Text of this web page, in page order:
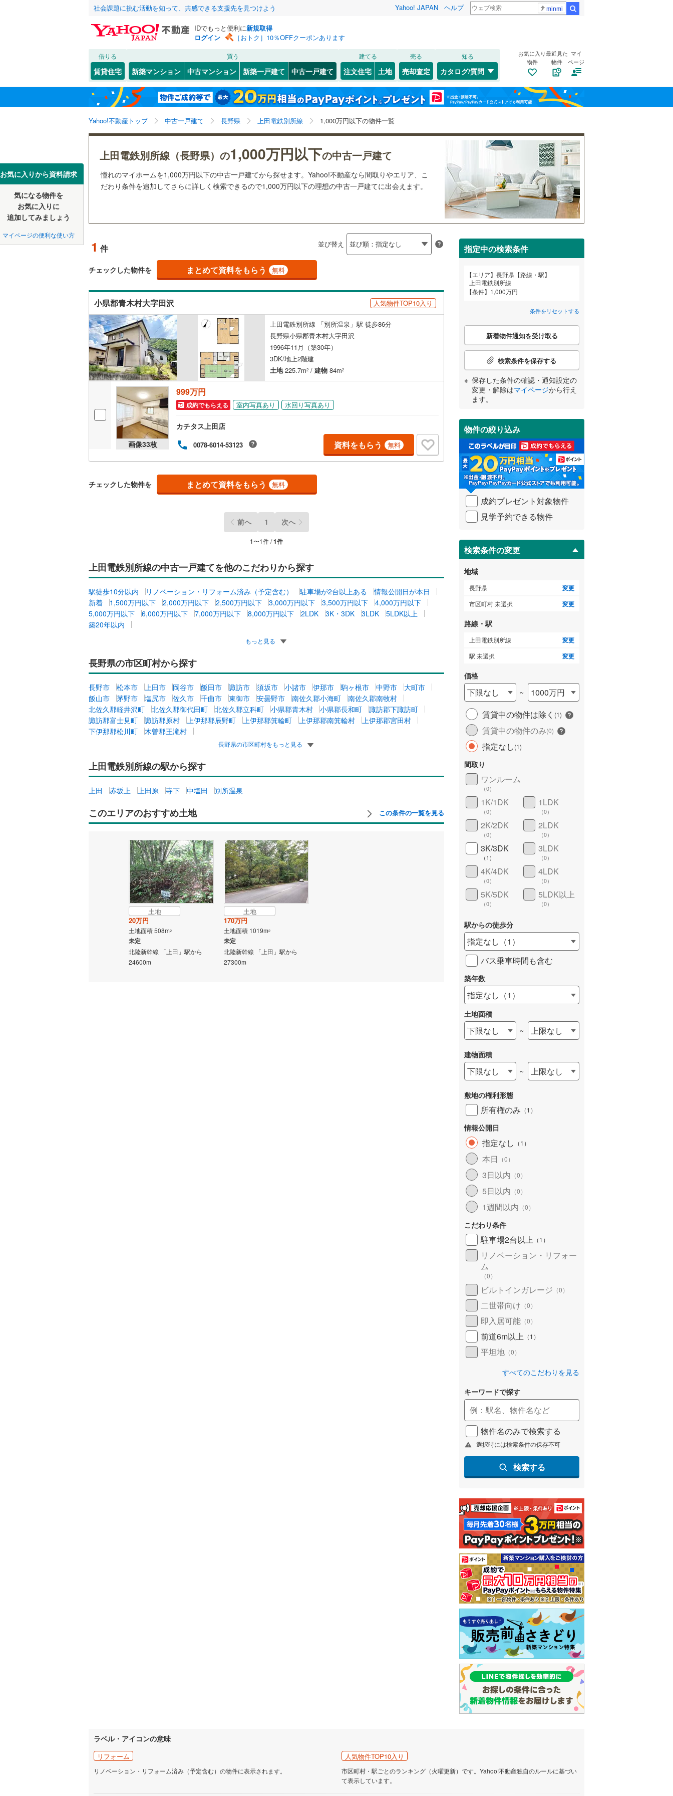
社会課題に挑む活動を知って、共感できる支援先を見つけよう Yahoo! JAPAN ヘルプ minmi
IDでもっと便利に新規取得
ログイン
［おトク］10％OFFクーポンあります
借りる
賃貸住宅
買う
新築マンション 中古マンション 新築一戸建て 中古一戸建て
建てる
注文住宅 土地
売る
売却査定
知る
カタログ/質問
お気に入り
物件
最近見た
物件
マイ
ページ
Yahoo!不動産トップ 中古一戸建て 長野県 上田電鉄別所線 1,000万円以下の物件一覧
お気に入りから資料請求
気になる物件を
お気に入りに
追加してみましょう
マイページの便利な使い方
上田電鉄別所線（長野県）の1,000万円以下の中古一戸建て
憧れのマイホームを1,000万円以下の中古一戸建てから探せます。Yahoo!不動産なら間取りやエリア、こ
だわり条件を追加してさらに詳しく検索できるので1,000万円以下の理想の中古一戸建てに出会えます。
1 件 並び替え
チェックした物件を まとめて資料をもらう 無料
小県郡青木村大字田沢 人気物件TOP10入り
上田電鉄別所線 「別所温泉」駅 徒歩86分
長野県小県郡青木村大字田沢
1996年11月（築30年）
3DK/地上2階建
土地225.7m2 / 建物 84m2
画像33枚
999万円
成約でもらえる 室内写真あり 水回り写真あり
カチタス上田店
0078-6014-53123 資料をもらう 無料
チェックした物件を まとめて資料をもらう 無料
前へ 1 次へ
1〜1件 /1件
上田電鉄別所線の中古一戸建てを他のこだわりから探す
駅徒歩10分以内 リノベーション・リフォーム済み（予定含む） 駐車場が2台以上ある
情報公開日が本日
新着
1,500万円以下 2,000万円以下 2,500万円以下 3,000万円以下 3,500万円以下
4,000万円以下
5,000万円以下
6,000万円以下 7,000万円以下 8,000万円以下 2LDK 3K・3DK 3LDK
5LDK以上
築20年以内
もっと見る
長野県の市区町村から探す
長野市 松本市 上田市 岡谷市 飯田市 諏訪市 須坂市 小諸市 伊那市 駒ヶ根市 中野市
大町市
飯山市
茅野市 塩尻市 佐久市 千曲市 東御市 安曇野市 南佐久郡小海町
南佐久郡南牧村
北佐久郡軽井沢町
北佐久郡御代田町 北佐久郡立科町 小県郡青木村 小県郡長和町
諏訪郡下諏訪町
諏訪郡富士見町
諏訪郡原村 上伊那郡辰野町 上伊那郡箕輪町 上伊那郡南箕輪村
上伊那郡宮田村
下伊那郡松川町
木曽郡王滝村
長野県の市区町村をもっと見る
上田電鉄別所線の駅から探す
上田 赤坂上 上田原 寺下 中塩田 別所温泉
このエリアのおすすめ土地 この条件の一覧を見る
土地
20万円
土地面積 508m2
未定
北陸新幹線 「上田」駅から
24600m
土地
170万円
土地面積 1019m2
未定
北陸新幹線 「上田」駅から
27300m
指定中の検索条件
エリア
長野県【路線・駅】
上田電鉄別所線
条件
1,000万円
条件をリセットする
こ
検
条
件
受
け
取
る
・
条
件
を
イ
ペ
ジ
に
保
存
す
る
新着物件通知を受け取る
検索条件を保存する
保存した条件の確認・通知設定の
変更・解除はマイページから行え
ます。
物件の絞り込み
成約プレゼント対象物件
見学予約できる物件
検索条件の変更
地域
長野県 変更
市区町村 未選択 変更
路線・駅
上田電鉄別所線 変更
駅 未選択 変更
価格
下限なし ~
1000万円
賃貸中の物件は除く (1)
賃貸中の物件のみ(0)
指定なし(1)
間取り
ワンルーム
（0）
1K/1DK
（0）
1LDK
（0）
2K/2DK
（0）
2LDK
（0）
3K/3DK
（1 ）
3LDK
（0）
4K/4DK
（0）
4LDK
（0）
5K/5DK
（0）
5LDK以上
（0）
駅からの徒歩分
指定なし （1 ）
バス乗車時間も含む
築年数
指定なし （1 ）
土地面積
下限なし ~ 上限なし
建物面積
下限なし ~ 上限なし
敷地の権利形態
所有権のみ （1 ）
情報公開日
指定なし （1 ）
本日 （0）
3日以内 （0）
5日以内 （0）
1週間以内 （0）
こだわり条件
駐車場2台以上 （1 ）
リノベーション・リフォー
ム
（0）
ビルトインガレージ （0）
二世帯向け （0）
即入居可能 （0）
前道6m以上 （1 ）
平坦地 （0）
すべてのこだわりを見る
キーワードで探す
物件名のみで検索する
選択時には検索条件の保存不可
検索する
ラベル・アイコンの意味
リフォーム
リノベーション・リフォーム済み（予定含む）の物件に表示されます。
人気物件TOP10入り
市区町村・駅ごとのランキング（火曜更新）です。Yahoo!不動産独自のルールに基づい
て表示しています。
北海道 北海道
東北 青森 岩手 宮城 秋田 山形 福島
関東 東京 神奈川 埼玉 千葉 茨城
富山
東海 愛知 岐阜 静岡 三重
和歌山
中国 鳥取 島根 岡山 広島 山口
高知
福岡 佐賀 長崎 鹿児島
該当物件0 件 この条件で検索する 条件をリセットする
長野市(3) 松本市(3) 上田市(3)
岡谷市(3) 飯田市(1) 諏訪市(7)
須坂市
1) 小諸市(1 )
大町市(2)
飯山市
茅野市
佐久市(0) 千曲市(0) 東御市(3)
南佐久郡川上村(0)
南佐久郡南牧村(1) 南佐久郡南相木村(0) 南佐久郡北相木村(0)
北佐久郡軽井沢町(0 北佐久郡御代田町(0)
北佐久郡立科町(1) 小県郡長和町(0)
諏訪郡下諏訪町(3) 諏訪郡原村(0)
上伊那郡箕輪町(1) 上伊那郡飯島町
上伊那郡南箕輪村(0) 上伊那郡中川村(0)
下伊那郡松川町
下伊那郡高森町 下伊那郡阿南町(0)
下伊那郡阿智村
下伊那郡平谷村 下伊那郡根羽村(0)
下伊那郡下條村
下伊那郡売木村 下伊那郡天龍村(0)
下伊那郡泰阜村
下伊那郡豊丘村(0)
下伊那郡大鹿村(0) 木曽郡上松町
木曽郡木祖村
木曽郡大桑村(0)
木曽郡木曽町(0 東筑摩郡麻績村 (0) 東筑摩郡生坂村 (0)
東筑摩郡筑北村(0)
北安曇郡池田町(0) 北安曇郡白馬村(0)
上高井郡小布施町 0 )
上高井郡高山村(0 下高井郡木島平村
下高井郡野沢温泉村(0) 上水内郡小川村(
上水内郡飯綱町( 0)
該当物件0 件 この条件で検索する 条件をリセットする
該当物件0 件 この条件で検索する 条件をリセットする
JR 信越本線(2) 飯山線(0) 中央本線（JR東日本）(
小海線(3) 篠ノ井線(5) 大糸線（JR東日本）
飯田線(4) 中央本線（JR東海）(2) 大糸線（JR西日本）(0
北陸新幹線(1)
しなの鉄道北しなの線 ( 2) 長野電鉄長野線(
該当物件0 件 この条件で検索する 条件をリセットする
(0) (0) (0) (0) (0) (0) (0) (0) (0) (0) (0)
該当物件0 件 この条件で検索する 条件をリセットする
こだわり条件 リフォーム、リノベーション
リノベーション・リフォーム
（0）
築古・築30年以上（0）
設備
トイレ２か所（
駐車場2台以上
ビルトインガレージ （0）
ＴＶモニタ付インターホン
防犯カメラ（0）
間取り、居室全体
バリアフリー住宅（ 間取り変更可能（0）
二世帯向け（0） 3階建て以上（0）
サービスルーム（納戸）（0）
最寄りの駅が始発駅 0） 海まで2km以内（0 小学校まで1km以内（0）
配置、向き、建ち方、日当たり
前道6m以上（1 角地（ 南道路（0）
平坦地
LD
リビングダイニング15畳以上
（0）
独立型キッチン（0）
販売、価格、契約、入居関連など
即入居可能（0）
浴室
浴室乾燥機あり（0）
収納
バルコニー、庭
ウッドデッキあり （0）
構造・規模・施工・品質・工法関連
耐震、免震、制震構造
長期優良住宅（0）
オンライン対応
オンライン内見(相談)可
オンライン対応とは？ 詳しく見る
該当物件0 件 この条件で検索する 条件をリセットする
検索条件を保存しました
この検索条件の新着物件通知は、 マイページから設定できます。
保存した条件を見る
長野県、上田電鉄別所線、1,000万円
検索条件を保存する
マイページ
閉じる お気に入りリストを見る
閉じる
閉じる お気に入りリストを見る
閉じる